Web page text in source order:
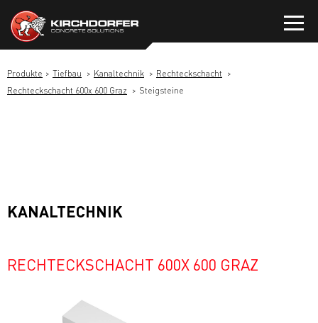
Inhalt
springen
Produkte Tiefbau Kanaltechnik
Rechteckschacht
Rechteckschacht 600x 600 Graz
Steigsteine
KANALTECHNIK
RECHTECKSCHACHT 600X 600 GRAZ